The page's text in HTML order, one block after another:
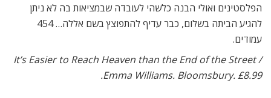
הפלסטינים ואולי הבנה כלשהי לעובדה שבמציאות בה לא ניתן
להגיע הביתה בשלום, כבר עדיף להתפוצץ בשם אללה… 454
עמודים.
It’s Easier to Reach Heaven than the End of the Street /
Emma Williams. Bloomsbury. £8.99.